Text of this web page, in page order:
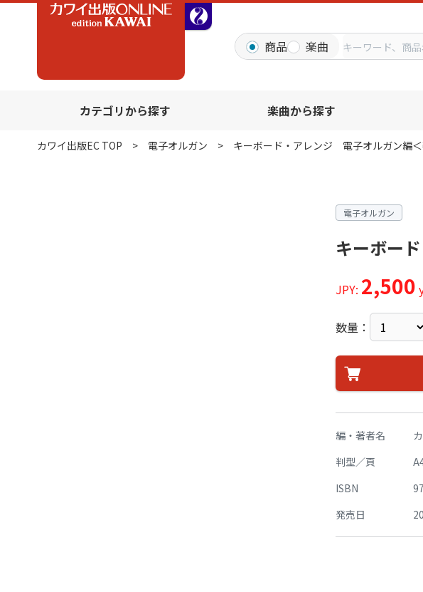
商品 楽曲
カテゴリから探す 楽曲から探す
カワイ出版EC TOP 電子オルガン キーボード・アレンジ 電子オルガン編
電子オルガン
キーボー
JPY: 2,500
数量：
編・著者名
判型／頁
ISBN
発売日